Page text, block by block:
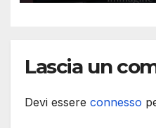
Lascia un
Devi essere connesso